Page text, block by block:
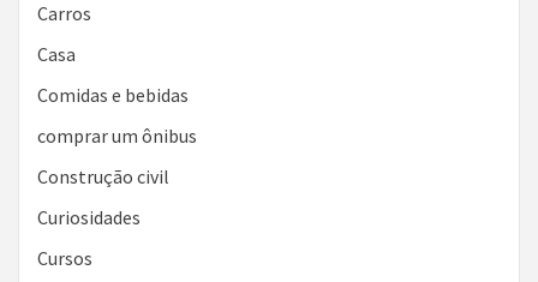
Carros
Casa
Comidas e bebidas
comprar um ônibus
Construção civil
Curiosidades
Cursos